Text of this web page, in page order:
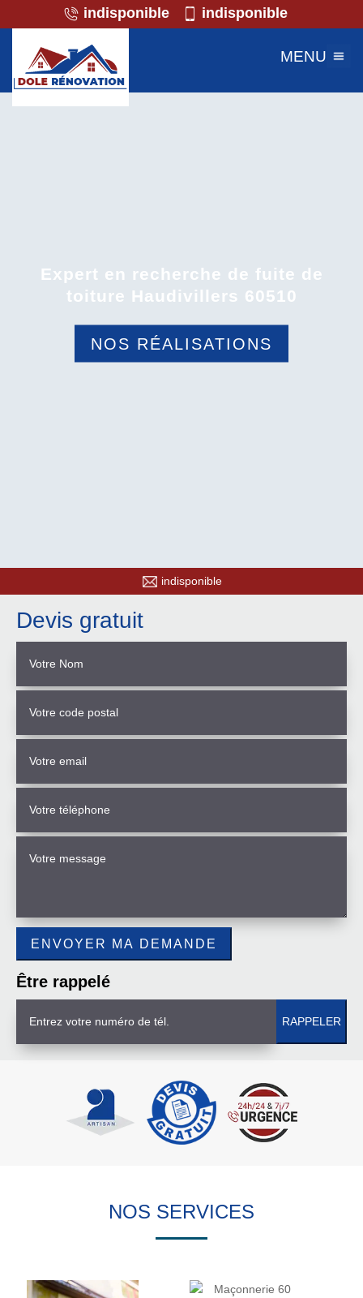
indisponible indisponible
MENU
Expert en recherche de fuite de
toiture Haudivillers 60510
NOS RÉALISATIONS
indisponible
Devis gratuit
Être rappelé
NOS SERVICES